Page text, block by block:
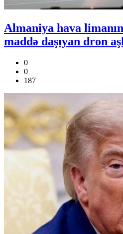
Almaniya hava
maddə daşıyan dron
0
0
187